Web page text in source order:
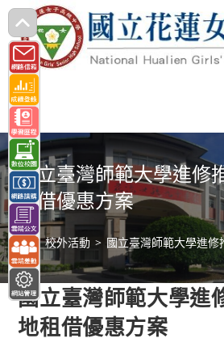
跳
轉
至
主
要
內
容 國立臺灣師範大學進修
租借優惠方案
> 校外活動 > 國立臺灣師範大學進修
國立臺灣師範大學進
地租借優惠方案